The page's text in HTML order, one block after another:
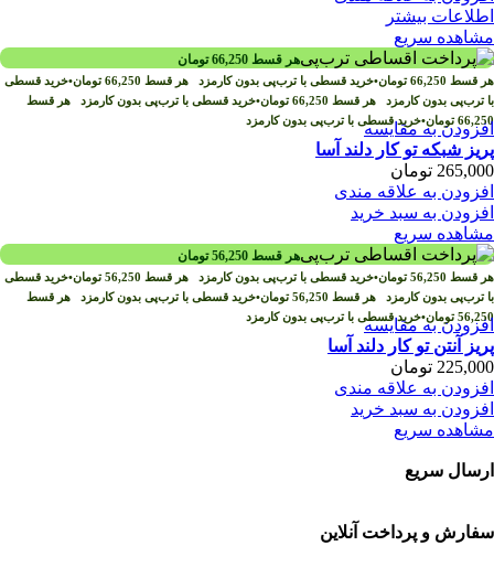
اطلاعات بیشتر
مشاهده سریع
هر قسط 66,250 تومان
هر قسط 66,250 تومان•خرید قسطی با ترب‌پی بدون کارمزد هر قسط 66,250 تومان•خرید قسطی
با ترب‌پی بدون کارمزد هر قسط 66,250 تومان•خرید قسطی با ترب‌پی بدون کارمزد هر قسط
66,250 تومان•خرید قسطی با ترب‌پی بدون کارمزدافزودن به مقایسه
پریز شبکه تو کار دلند آسا
265,000 تومان
افزودن به علاقه مندی
افزودن به سبد خرید
مشاهده سریع
هر قسط 56,250 تومان
هر قسط 56,250 تومان•خرید قسطی با ترب‌پی بدون کارمزد هر قسط 56,250 تومان•خرید قسطی
با ترب‌پی بدون کارمزد هر قسط 56,250 تومان•خرید قسطی با ترب‌پی بدون کارمزد هر قسط
56,250 تومان•خرید قسطی با ترب‌پی بدون کارمزدافزودن به مقایسه
پریز آنتن تو کار دلند آسا
225,000 تومان
افزودن به علاقه مندی
افزودن به سبد خرید
مشاهده سریع
ارسال سریع
سفارش و پرداخت آنلاین